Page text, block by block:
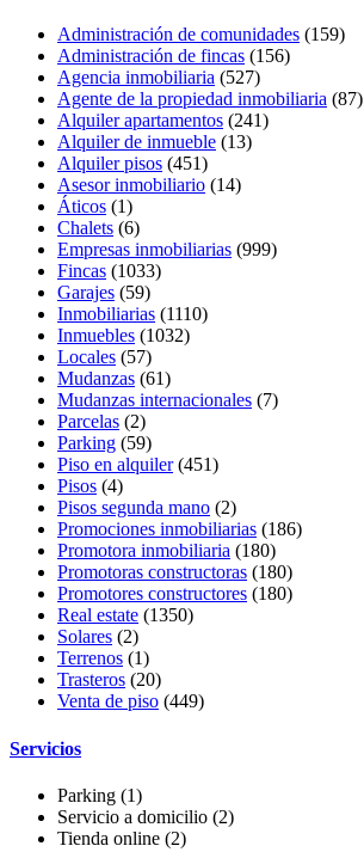
Administración de comunidades (159)
Administración de fincas (156)
Agencia inmobiliaria (527)
Agente de la propiedad inmobiliaria (87)
Alquiler apartamentos (241)
Alquiler de inmueble (13)
Alquiler pisos (451)
Asesor inmobiliario (14)
Áticos (1)
Chalets (6)
Empresas inmobiliarias (999)
Fincas (1033)
Garajes (59)
Inmobiliarias (1110)
Inmuebles (1032)
Locales (57)
Mudanzas (61)
Mudanzas internacionales (7)
Parcelas (2)
Parking (59)
Piso en alquiler(451)
Pisos (4)
Pisos segunda mano (2)
Promociones inmobiliarias (186)
Promotora inmobiliaria (180)
Promotoras constructoras (180)
Promotores constructores (180)
Real estate (1350)
Solares (2)
Terrenos (1)
Trasteros (20)
Venta de piso (449)
Servicios
Parking (1)
Servicio a domicilio (2)
Tienda online (2)